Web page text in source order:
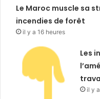
Le Maroc muscle sa
incendies de forêt
il y a 16 heures
Les
il y